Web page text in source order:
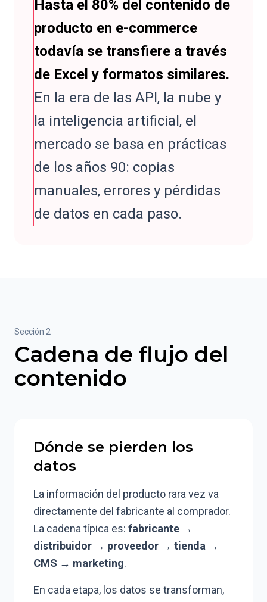
Hasta el 80% del contenido de
producto en e-commerce
todavía se transfiere a través
de Excel y formatos similares.
En la era de las API, la nube y
la inteligencia artificial, el
mercado se basa en prácticas
de los años 90: copias
manuales, errores y pérdidas
de datos en cada paso.
Sección 2
Cadena de flujo del
contenido
Dónde se pierden los
datos
La información del producto rara vez va
directamente del fabricante al comprador.
La cadena típica es: fabricante →
distribuidor → proveedor → tienda →
CMS → marketing.
En cada etapa, los datos se transforman,